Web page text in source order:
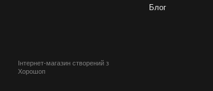
Інтернет-магазин створений з
Хорошоп
Блог